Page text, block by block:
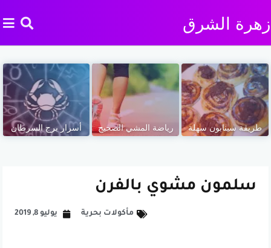
زهرة الشرق
طريقة سينابون سهلة رياضة المشي الصحيح أسرار برج السرطان
سلمون مشوي بالفرن
مأكولات بحرية يوليو 8, 2019